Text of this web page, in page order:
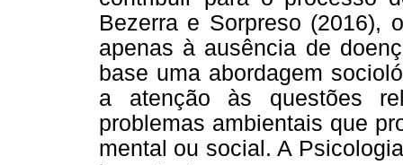
Bezerra e Sorpreso (2016),
apenas à ausência de
base uma abordagem
a atenção às questões
problemas ambientais que
mental ou social. A